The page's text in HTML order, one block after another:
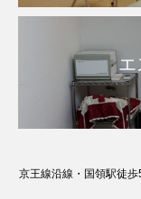
京王線沿線・国領駅徒